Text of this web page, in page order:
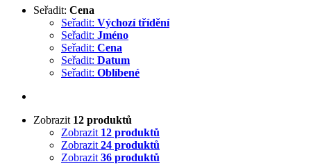
Seřadit: Cena
Seřadit: Výchozí třídění
Seřadit: Jméno
Seřadit: Cena
Seřadit: Datum
Seřadit: Oblíbené
Zobrazit 12 produktů
Zobrazit 12 produktů
Zobrazit 24 produktů
Zobrazit 36 produktů